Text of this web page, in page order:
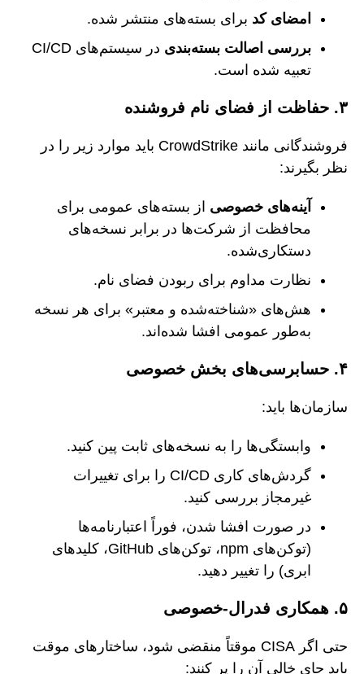
امضای کد برای بسته‌های منتشر شده.
بررسی اصالت بسته‌بندی
در سیستم‌های CI/CD
تعبیه شده است.
۳. حفاظت از فضای نام فروشنده
فروشندگانی مانند CrowdStrike باید موارد زیر را در
نظر بگیرند:
آینه‌های خصوصی از بسته‌های عمومی برای
محافظت از شرکت‌ها در برابر نسخه‌های
دستکاری‌شده.
نظارت مداوم برای ربودن فضای نام.
هش‌های «شناخته‌شده و معتبر» برای هر نسخه
به‌طور عمومی افشا شده‌اند.
۴. حسابرسی‌های بخش خصوصی
سازمان‌ها باید:
وابستگی‌ها را به نسخه‌های ثابت پین کنید.
گردش‌های کاری CI/CD را برای تغییرات
غیرمجاز بررسی کنید.
در صورت افشا شدن، فوراً اعتبارنامه‌ها
(توکن‌های npm، توکن‌های GitHub، کلیدهای
ابری) را تغییر دهید.
۵. همکاری فدرال-خصوصی
حتی اگر CISA موقتاً منقضی شود، ساختارهای موقت
باید جای خالی آن را پر کنند: